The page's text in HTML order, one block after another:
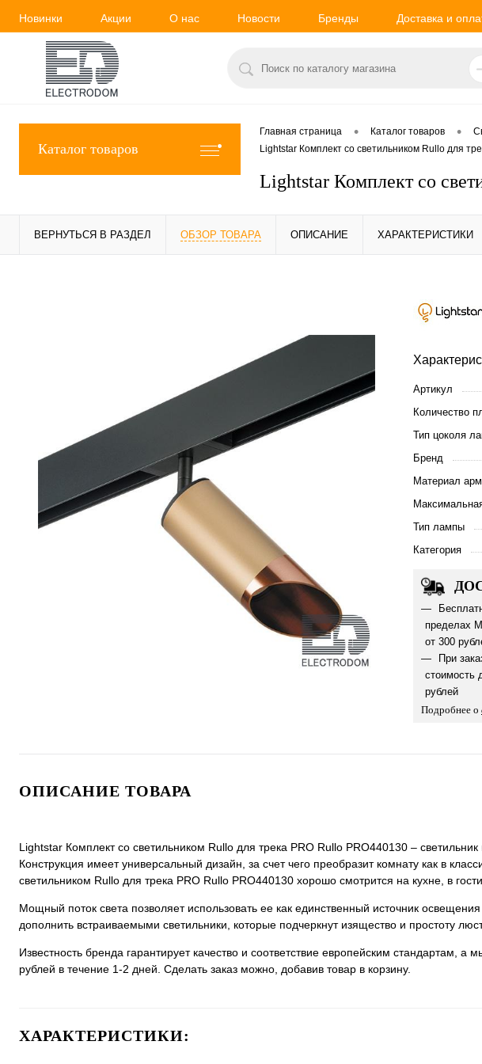
Новинки Акции О нас Новости Бренды Доставка и
Каталог товаров
Главная страница • Каталог товаров •
Lightstar Комплект со светильником Rullo для
Lightstar Комплект со
ВЕРНУТЬСЯ В РАЗДЕЛ ОБЗОР ТОВАРА ОПИСАНИЕ ХАРАКТЕРИСТИКИ
Артикул
Количество
Тип цоколя
Бренд
Материал
Тип лампы
Категория
пределах
от 300
При
стоимость
рублей
Подробнее о
ОПИСАНИЕ ТОВАРА
Lightstar Комплект со светильником Rullo для трека PRO Rullo PRO440130 –
Конструкция имеет универсальный дизайн, за счет чего преобразит комнату как в
светильником Rullo для трека PRO Rullo PRO440130 хорошо смотрится на кухне, в
Мощный поток света позволяет использовать ее как единственный источник
дополнить встраиваемыми светильники, которые подчеркнут изящество и простоту
Известность бренда гарантирует качество и соответствие европейским стандартам,
рублей в течение 1-2 дней. Сделать заказ можно, добавив товар в корзину.
ХАРАКТЕРИСТИКИ: